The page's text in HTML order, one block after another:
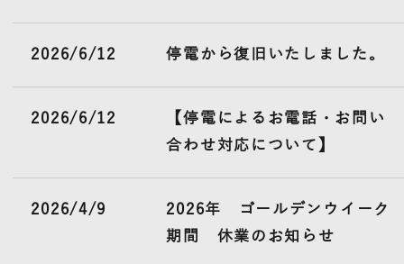
2026/6/12 停電から復旧いたしました。
2026/6/12
【停電によるお電話・お問い
合わせ対応について】
2026/4/9
2026年 ゴールデンウイーク
期間 休業のお知らせ